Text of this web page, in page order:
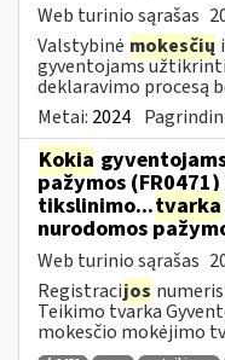
Web turinio sąrašas
Valstybinė mokesčių
gyventojams
deklaravimo procesą
Metai: 2024
Kokia
pažymos
tikslinimo...tvarka
nurodomos
Web turinio sąrašas
Registracijos
Teikimo tvarka
mokesčio mokėjimo